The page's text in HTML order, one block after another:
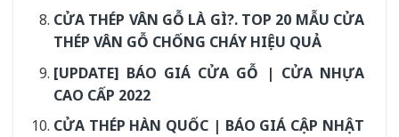
CỬA THÉP VÂN GỖ LÀ GÌ?. TOP 20 MẪU CỬA
THÉP VÂN GỖ CHỐNG CHÁY HIỆU QUẢ
[UPDATE] BÁO GIÁ CỬA GỖ | CỬA NHỰA
CAO CẤP 2022
CỬA THÉP HÀN QUỐC | BÁO GIÁ CẬP NHẬT